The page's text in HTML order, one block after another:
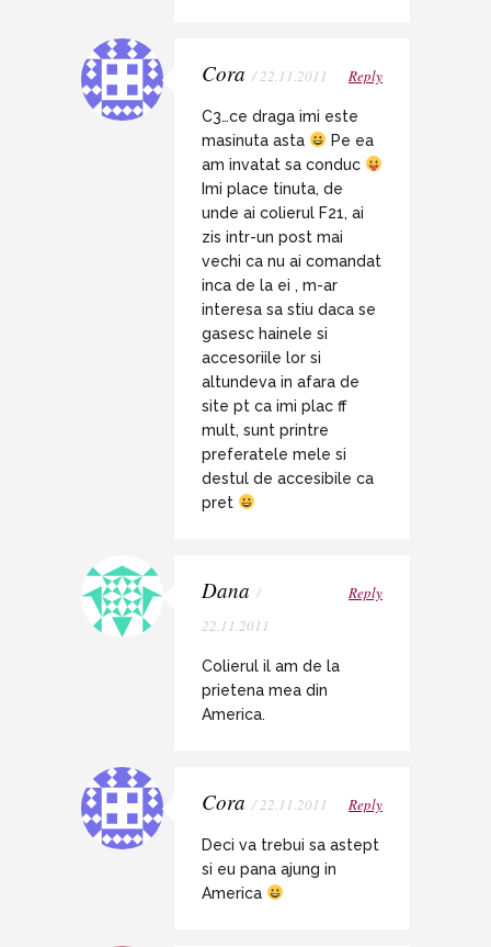
Cora / 22.11.2011 Reply
C3…ce draga imi este
masinuta asta
Pe ea
am invatat sa conduc
Imi place tinuta, de
unde ai colierul F21, ai
zis intr-un post mai
vechi ca nu ai comandat
inca de la ei , m-ar
interesa sa stiu daca se
gasesc hainele si
accesoriile lor si
altundeva in afara de
site pt ca imi plac ff
mult, sunt printre
preferatele mele si
destul de accesibile ca
pret
Dana /
22.11.2011
Reply
Colierul il am de la
prietena mea din
America.
Cora / 22.11.2011 Reply
Deci va trebui sa astept
si eu pana ajung in
America